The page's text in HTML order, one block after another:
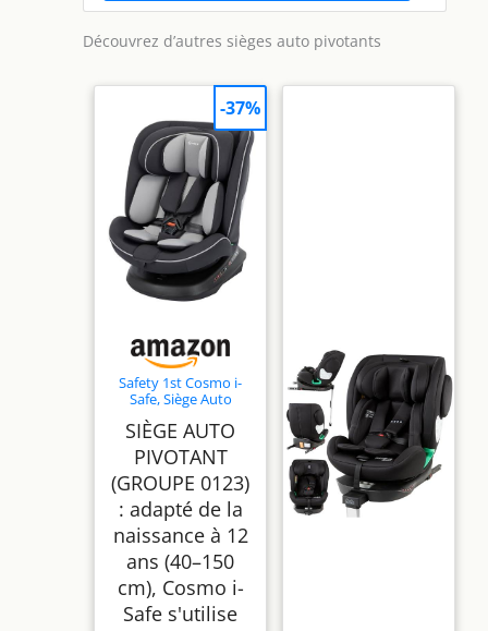
Découvrez d’autres sièges auto pivotants
Safety 1st Cosmo i-
Safe, Siège Auto
Pivotant, 0-12 Ans
(40-150 cm), Siège
Auto évolutif Ceinturé
avec Réducteur
Nouveau-né, 11
Positions d’appui-tête
& 6 Inclinaisons, Léger
(5,6 kg), Noir
SIÈGE AUTO
PIVOTANT
(GROUPE 0123)
: adapté de la
naissance à 12
ans (40–150
cm), Cosmo i-
Safe s'utilise
-37%